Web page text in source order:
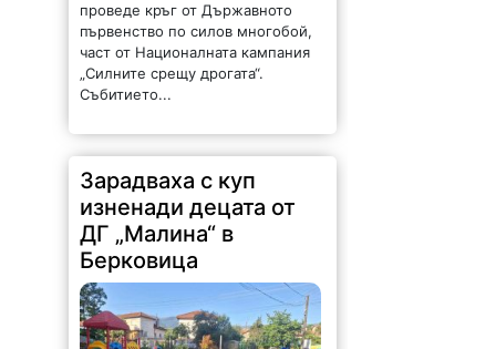
проведе кръг от Държавното
първенство по силов многобой,
част от Националната кампания
„Силните срещу дрогата“.
Събитието...
Зарадваха с куп
изненади децата от
ДГ „Малина“ в
Берковица